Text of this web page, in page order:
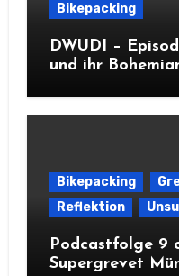
Bikepacking
DWUDI –
und ihr
Bikepacking
Reflektion
Podcastfolge 9
Supergrevet